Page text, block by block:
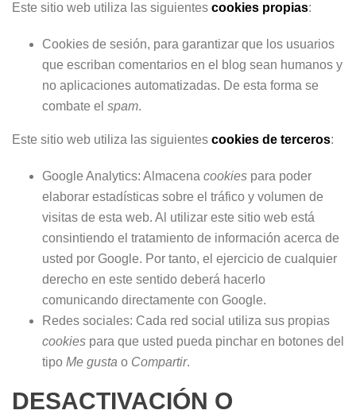
Este sitio web utiliza las siguientes cookies propias:
Cookies de sesión, para garantizar que los usuarios
que escriban comentarios en el blog sean humanos y
no aplicaciones automatizadas. De esta forma se
combate el spam.
Este sitio web utiliza las siguientes cookies de terceros:
Google Analytics: Almacena cookiespara poder
elaborar estadísticas sobre el tráfico y volumen de
visitas de esta web. Al utilizar este sitio web está
consintiendo el tratamiento de información acerca de
usted por Google. Por tanto, el ejercicio de cualquier
derecho en este sentido deberá hacerlo
comunicando directamente con Google.
Redes sociales: Cada red social utiliza sus propias
cookiespara que usted pueda pinchar en botones del
tipo Me gusta o Compartir.
DESACTIVACIÓN O